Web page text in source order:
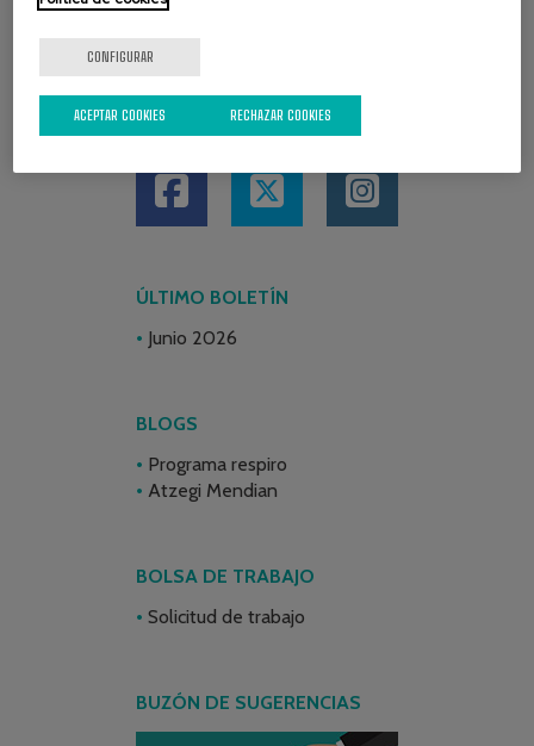
REDES SOCIALES
ÚLTIMO BOLETÍN
Junio 2026
BLOGS
Programa respiro
Atzegi Mendian
BOLSA DE TRABAJO
Solicitud de trabajo
BUZÓN DE SUGERENCIAS
CONFIGURAR
RECHAZAR COOKIES
ACEPTAR COOKIES